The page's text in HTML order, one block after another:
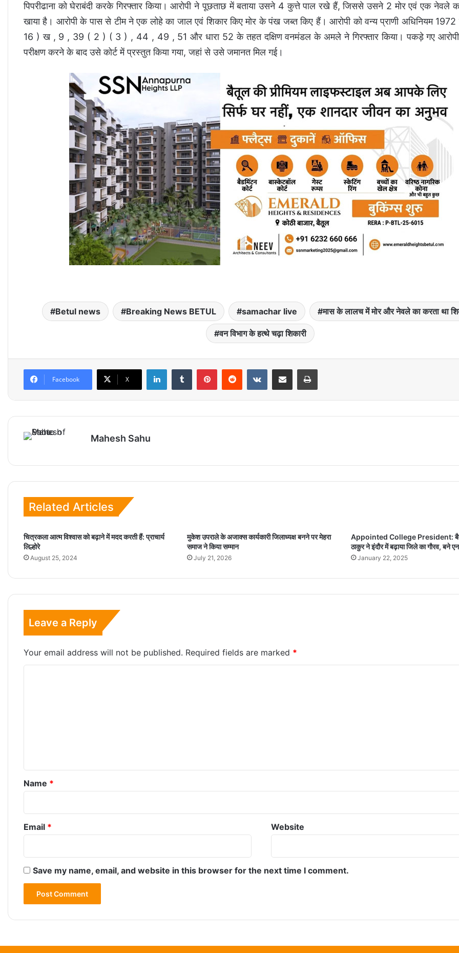
पिपरीढाना को घेराबंदी करके गिरफ्तार किया। आरोपी ने पूछताछ में बताया उसने 4 कुत्ते पाल रखे हैं, जिससे उसने 2 मोर एवं एक नेवले
खाया है। आरोपी के पास से टीम ने एक लोहे का जाल एवं शिकार किए मोर के पंख जब्त किए हैं। आरोपी को वन्य प्राणी अधिनियम 1972
16 ) ख , 9 , 39 ( 2 ) ( 3 ) , 44 , 49 , 51 और धारा 52 के तहत दक्षिण वनमंडल के अमले ने गिरफ्तार किया। पकड़े गए आरोपी
परीक्षण करने के बाद उसे कोर्ट में प्रस्तुत किया गया, जहां से उसे जमानत मिल गई।
Betul news Breaking News BETUL samachar live मास के लालच में मोर और नेवले का करता था
वन विभाग के हत्थे चढ़ा शिकारी
Facebook X
Mahesh Sahu
Related Articles
चित्रकला आत्म विश्वास को बढ़ाने में मदद करती हैं: प्राचार्य
लिल्होरे
August 25, 2024
मुकेश उपराले के अजाक्स कार्यकारी जिलाध्यक्ष बनने पर मेहरा
समाज ने किया सम्मान
July 21, 2026
Appointed College President:
ठाकुर ने इंदौर में बढ़ाया जिले का गौरव, बने
January 22, 2025
Leave a Reply
Your email address will not be published. Required fields are marked *
*
Name *
Email * Website
Save my name, email, and website in this browser for the next time I comment.